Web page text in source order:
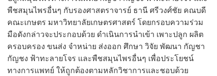
พืชสมุนไพรอื่นๆ กับรองศาสตราจารย์ ธานี ศรีวงศ์ชัย คณบดี
คณะเกษตร มหาวิทยาลัยเกษตรศาสตร์ โดยกรอบความร่วม
มือดังกล่าวจะประกอบด้วย ดำเนินการนำเข้า เพาะปลูก ผลิต
ครอบครอง ขนส่ง จำหน่าย ส่งออก ศึกษา วิจัย พัฒนา กัญชา
กัญชง ฟ้าทะลายโจร และพืชสมุนไพรอื่นๆ เพื่อประโยชน์
ทางการแพทย์ ให้ถูกต้องตามหลักวิชาการและชอบด้วย